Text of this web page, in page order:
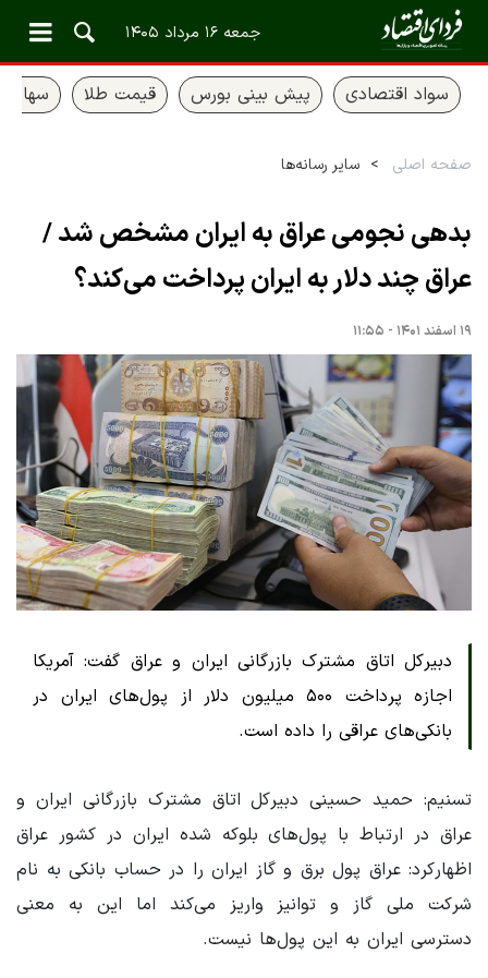
جمعه ۱۶ مرداد ۱۴۰۵
سواد اقتصادی پیش بینی بورس قیمت طلا سهام
صفحه اصلی سایر رسانه‌ها
بدهی نجومی عراق به ایران مشخص شد /
عراق چند دلار به ایران پرداخت می‌کند؟
۱۹ اسفند ۱۴۰۱ - ۱۱:۵۵
دبیرکل اتاق مشترک بازرگانی ایران و عراق گفت: آمریکا
اجازه پرداخت ۵۰۰ میلیون دلار از پول‌های ایران در
بانکی‌های عراقی را داده است.
تسنیم: حمید حسینی دبیرکل اتاق مشترک بازرگانی ایران و
عراق در ارتباط با پول‌های بلوکه شده ایران در کشور عراق
اظهارکرد: عراق پول برق و گاز ایران را در حساب بانکی به نام
شرکت ملی گاز و توانیز واریز می‌کند اما این به معنی
دسترسی ایران به این پول‌ها نیست.